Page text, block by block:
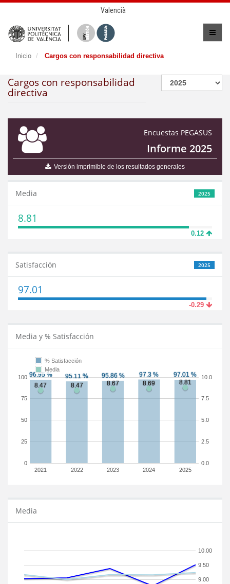
Valencià
Inicio Cargos con responsabilidad directiva
Cargos con responsabilidad
directiva
Encuestas PEGASUS
Informe 2025
Versión imprimible de los resultados generales
2025
Media
8.81
0.12
2025
Satisfacción
97.01
-0.29
Media y % Satisfacción
2021 2022 2023 2024 2025
0
25
50
75
100
0.0
2.5
5.0
7.5
10.0
% Satisfacción
Media
Media
9.00
9.50
10.00